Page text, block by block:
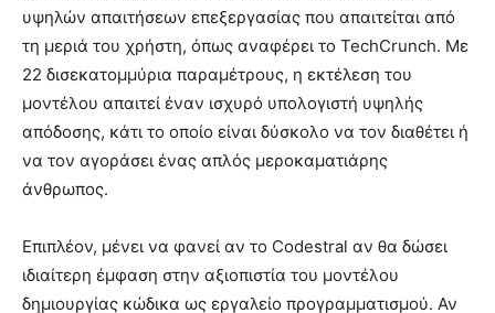
υψηλών απαιτήσεων επεξεργασίας που απαιτείται από
τη μεριά του χρήστη, όπως αναφέρει το TechCrunch. Με
22 δισεκατομμύρια παραμέτρους, η εκτέλεση του
μοντέλου απαιτεί έναν ισχυρό υπολογιστή υψηλής
απόδοσης, κάτι το οποίο είναι δύσκολο να τον διαθέτει ή
να τον αγοράσει ένας απλός μεροκαματιάρης
άνθρωπος.
Επιπλέον, μένει να φανεί αν το Codestral αν θα δώσει
ιδιαίτερη έμφαση στην αξιοπιστία του μοντέλου
δημιουργίας κώδικα ως εργαλείο προγραμματισμού. Αν